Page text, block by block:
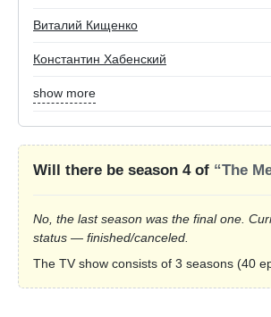
Виталий Кищенко
Константин Хабенский
show more
Will there be season 4 of “The
No, the last season was the final one.
status — finished/canceled.
The TV show consists of 3 seasons (40